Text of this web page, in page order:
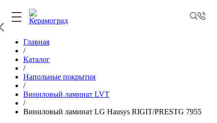
Главная
/
Каталог
/
Напольные покрытия
/
Виниловый ламинат LVT
/
Виниловый ламинат LG Hausys RIGIT/PRESTG 7955